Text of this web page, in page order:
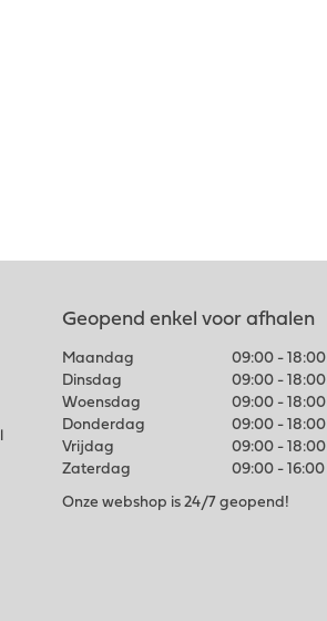
Geopend enkel voor afhalen
Maandag
09:00 - 18:00
Dinsdag
09:00 - 18:00
Woensdag
09:00 - 18:00
Donderdag
09:00 - 18:00
Vrijdag
09:00 - 18:00
Zaterdag
09:00 - 16:00
Onze webshop is 24/7 geopend!